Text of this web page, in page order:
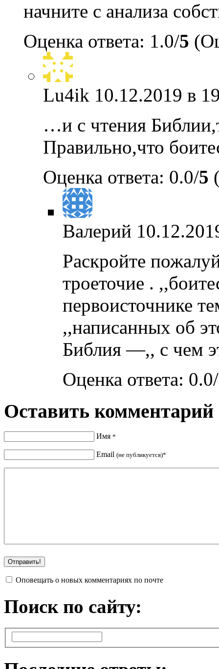
начните с анализа
Оценка ответа: 1.0/5
Lu4ik 10.12.2019 в
…и с чтения
Правильно,что
Оценка ответа: 0.0/5
Валерий
Раскройте
троеточие .
первоисточнике
,,написанных об
Библия —,, с чем
Оценка ответа: 0.0/
Оставить комментарий
Имя *
Email (не публикуется)*
Оповещать о новых комментариях по почте
Поиск по сайту: